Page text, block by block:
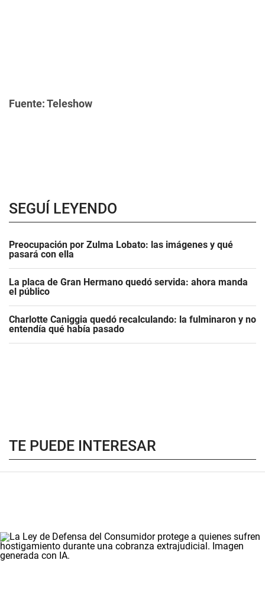
Fuente: Teleshow
SEGUÍ LEYENDO
Preocupación por Zulma Lobato: las imágenes y qué
pasará con ella
La placa de Gran Hermano quedó servida: ahora manda
el público
Charlotte Caniggia quedó recalculando: la fulminaron y no
entendía qué había pasado
TE PUEDE INTERESAR